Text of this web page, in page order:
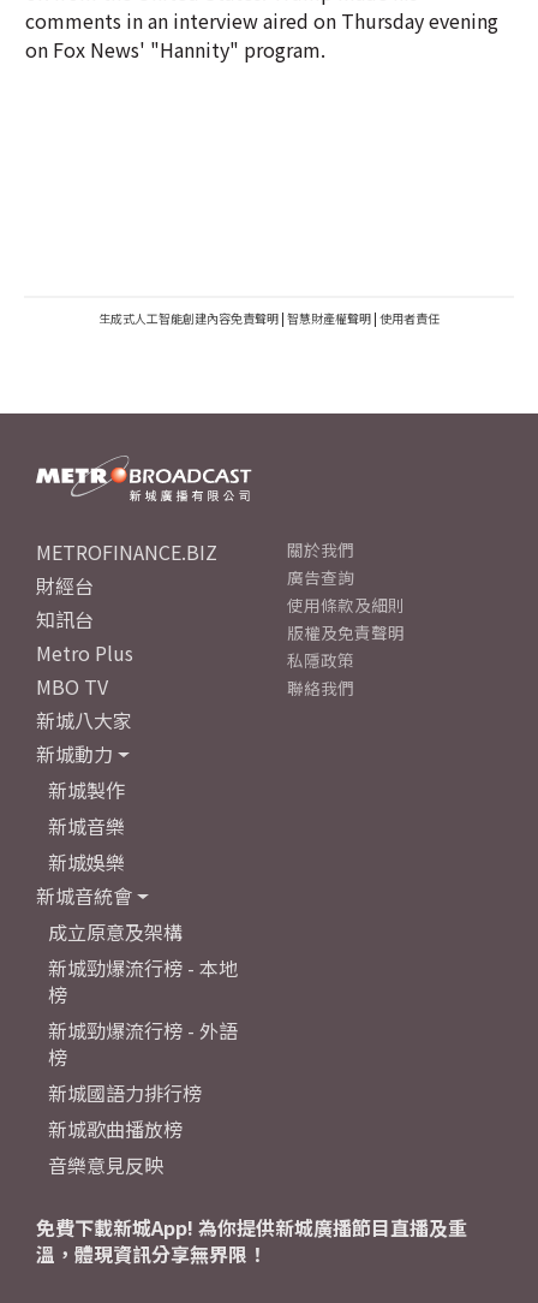
comments in an interview aired on Thursday evening
on Fox News' "Hannity" program.
生成式人工智能創建內容免責聲明 | 智慧財產權聲明 | 使用者責任
METROFINANCE.BIZ
財經台
知訊台
Metro Plus
MBO TV
新城八大家
新城動力
新城製作
新城音樂
新城娛樂
新城音統會
成立原意及架構
新城勁爆流行榜 - 本地
榜
新城勁爆流行榜 - 外語
榜
新城國語力排行榜
新城歌曲播放榜
音樂意見反映
關於我們
廣告查詢
使用條款及細則
版權及免責聲明
私隱政策
聯絡我們
免費下載新城App! 為你提供新城廣播節目直播及重
溫，體現資訊分享無界限！